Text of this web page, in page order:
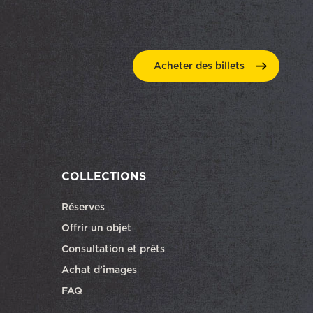
Acheter des billets
dans une autre fenêtre
COLLECTIONS
Réserves
Offrir un objet
Consultation et prêts
Achat d’images
FAQ